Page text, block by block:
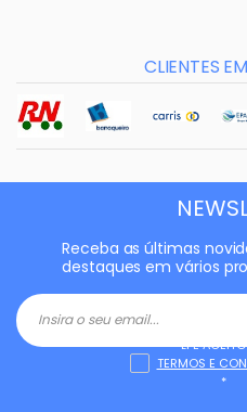
CLIENTES
Receba as últimas
destaques em vários
LI E
TERMOS E
*